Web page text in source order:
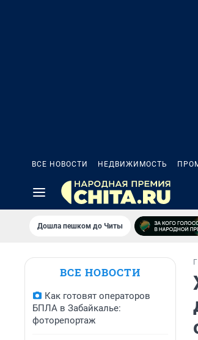
ВСЕ НОВОСТИ НЕДВИЖИМОСТЬ
Дошла пешком до Читы
ВСЕ НОВОСТИ
Как готовят операторов
БПЛА в Забайкалье:
фоторепортаж